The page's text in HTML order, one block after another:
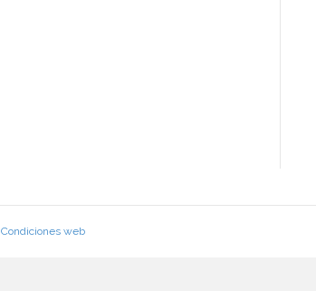
Condiciones web